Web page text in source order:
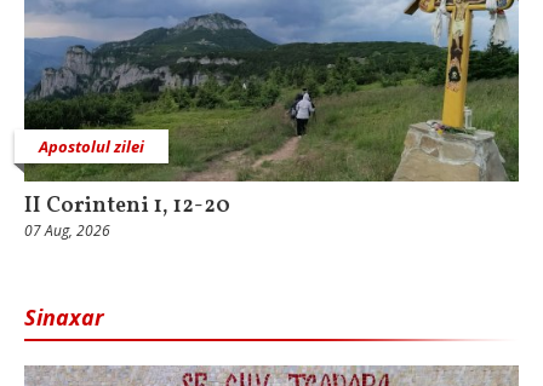
Apostolul zilei
II Corinteni 1, 12-20
07 Aug, 2026
Sinaxar